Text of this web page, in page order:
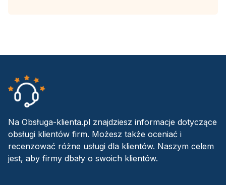
Na Obsługa-klienta.pl znajdziesz informacje dotyczące
obsługi klientów firm. Możesz także oceniać i
recenzować różne usługi dla klientów. Naszym celem
jest, aby firmy dbały o swoich klientów.